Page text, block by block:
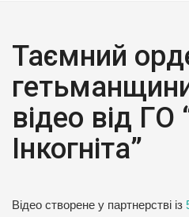
Таємний
відео від ГО
Інкогніта”
Відео створене у партнерстві із